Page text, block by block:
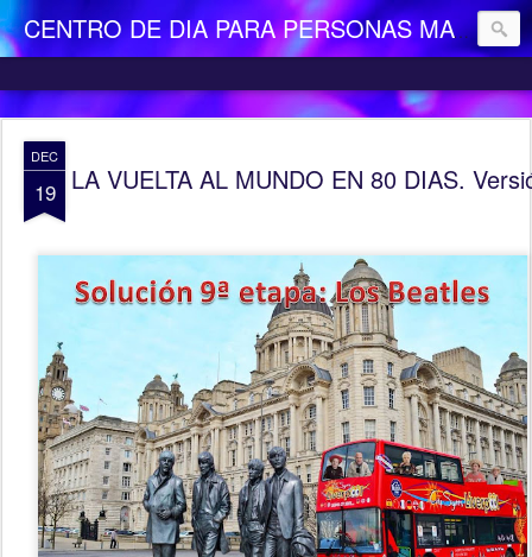
CENTRO DE DIA PARA PERSONAS MAYORES DEPENDIENTES "LA CAMOCHA"
DEC
19 LA VUELTA AL MUNDO EN 80 DIAS.